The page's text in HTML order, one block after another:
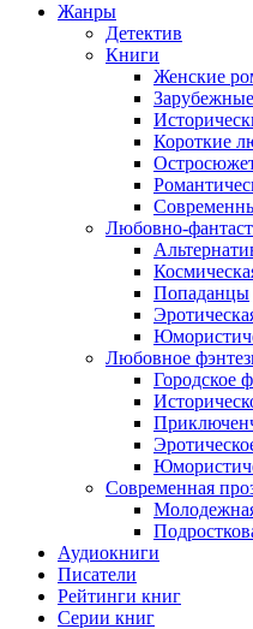
Жанры
Детектив
Книги
Женские
Короткие
Любовно-
Попаданцы
Любовное
Городское
Современная
Аудиокниги
Писатели
Рейтинги книг
Серии книг